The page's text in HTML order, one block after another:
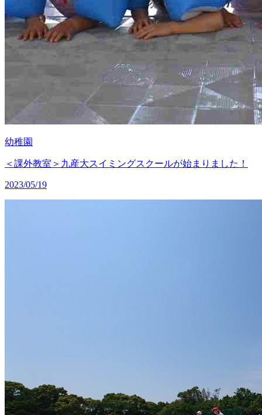
幼稚園
＜課外教室＞九産大スイミングスクールが始まりました！
2023/05/19